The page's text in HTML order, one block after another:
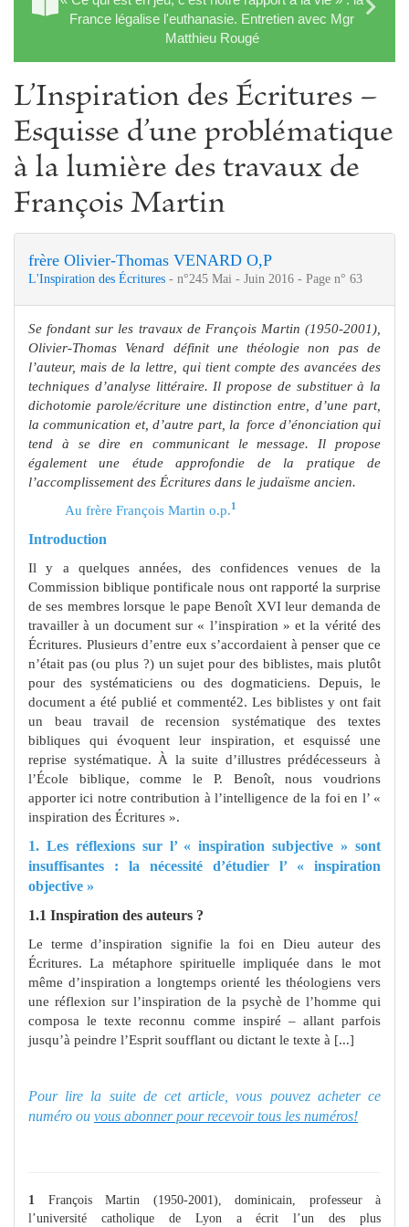
France légalise l'euthanasie. Entretien avec Mgr
Matthieu Rougé
L’Inspiration des Écritures –
Esquisse d’une problématique
à la lumière des travaux de
François Martin
frère Olivier-Thomas VENARD O,P
L'Inspiration des Écritures - n°245 Mai - Juin 2016 - Page n° 63
Se fondant sur les travaux de François Martin (1950-2001),
Olivier-Thomas Venard définit une théologie non pas de
l’auteur, mais de la lettre, qui tient compte des avancées des
techniques d’analyse littéraire. Il propose de substituer à la
dichotomie parole/écriture une distinction entre, d’une part,
la communication et, d’autre part, la force d’énonciation qui
tend à se dire en communicant le message. Il propose
également une étude approfondie de la pratique de
l’accomplissement des Écritures dans le judaïsme ancien.
Au frère François Martin o.p.1
Introduction
Il y a quelques années, des confidences venues de la
Commission biblique pontificale nous ont rapporté la surprise
de ses membres lorsque le pape Benoît XVI leur demanda de
travailler à un document sur « l’inspiration » et la vérité des
Écritures. Plusieurs d’entre eux s’accordaient à penser que ce
n’était pas (ou plus ?) un sujet pour des biblistes, mais plutôt
pour des systématiciens ou des dogmaticiens. Depuis, le
document a été publié et commenté2. Les biblistes y ont fait
un beau travail de recension systématique des textes
bibliques qui évoquent leur inspiration, et esquissé une
reprise systématique. À la suite d’illustres prédécesseurs à
l’École biblique, comme le P. Benoît, nous voudrions
apporter ici notre contribution à l’intelligence de la foi en l’ «
inspiration des Écritures ».
1. Les réflexions sur l’ « inspiration subjective » sont
insuffisantes : la nécessité d’étudier l’ « inspiration
objective »
1.1 Inspiration des auteurs ?
Le terme d’inspiration signifie la foi en Dieu auteur des
Écritures. La métaphore spirituelle impliquée dans le mot
même d’inspiration a longtemps orienté les théologiens vers
une réflexion sur l’inspiration de la psychè de l’homme qui
composa le texte reconnu comme inspiré – allant parfois
jusqu’à peindre l’Esprit soufflant ou dictant le texte à [...]
Pour lire la suite de cet article, vous pouvez acheter ce
numéro ou vous abonner pour recevoir tous les numéros!
1
François Martin (1950‑2001), dominicain, professeur à
l’université catholique de Lyon a écrit l’un des plus